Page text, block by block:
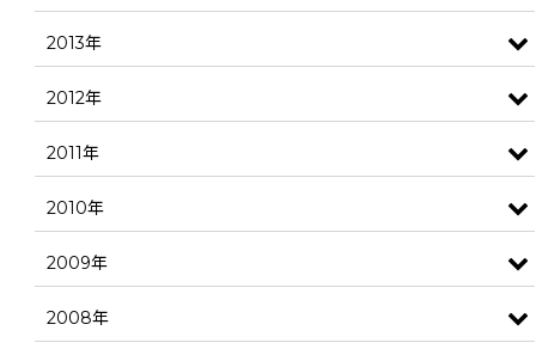
2013年
2012年
2011年
2010年
2009年
2008年